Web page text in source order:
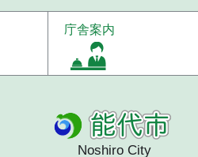
庁舎案内
Noshiro City